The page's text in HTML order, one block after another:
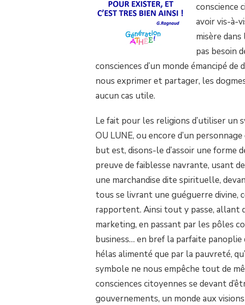
conscience
avoir vis-à-
misère
pas besoin
consciences d’un monde émancipé
nous exprimer et partager, les
aucun cas utile.
Le fait pour les religions d’utiliser un
OU LUNE, ou encore d’un
but est, disons-le d’assoir une forme
preuve de faiblesse navrante, usant
une marchandise dite spirituelle,
tous se livrant une guéguerre divine,
rapportent. Ainsi tout y passe, allant
marketing, en passant par les pôles
business… en bref la parfaite
hélas alimenté que par la pauvreté,
symbole ne nous empêche tout de
consciences citoyennes se devant
gouvernements, un monde aux